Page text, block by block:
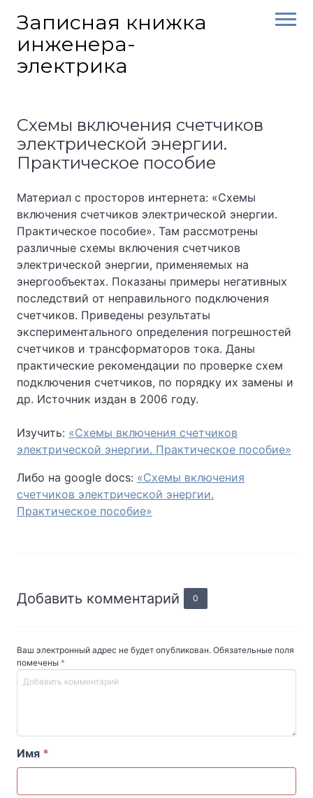
content
Записная книжка
инженера-
электрика
Схемы включения счетчиков
электрической энергии.
Практическое пособие
Материал с просторов интернета: «Схемы
включения счетчиков электрической энергии.
Практическое пособие». Там рассмотрены
различные схемы включения счетчиков
электрической энергии, применяемых на
энергообъектах. Показаны примеры негативных
последствий от неправильного подключения
счетчиков. Приведены результаты
экспериментального определения погрешностей
счетчиков и трансформаторов тока. Даны
практические рекомендации по проверке схем
подключения счетчиков, по порядку их замены и
др. Источник издан в 2006 году.
Изучить: «Схемы включения счетчиков
электрической энергии. Практическое пособие»
Либо на google docs: «Схемы включения
счетчиков электрической энергии.
Практическое пособие»
Добавить комментарий 0
Ваш электронный адрес не будет опубликован. Обязательные поля
помечены *
Имя *